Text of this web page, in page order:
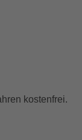
kostenfrei.